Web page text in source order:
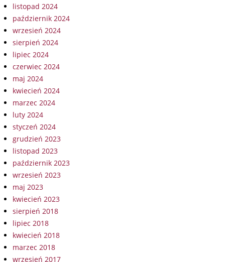
listopad 2024
październik 2024
wrzesień 2024
sierpień 2024
lipiec 2024
czerwiec 2024
maj 2024
kwiecień 2024
marzec 2024
luty 2024
styczeń 2024
grudzień 2023
listopad 2023
październik 2023
wrzesień 2023
maj 2023
kwiecień 2023
sierpień 2018
lipiec 2018
kwiecień 2018
marzec 2018
wrzesień 2017